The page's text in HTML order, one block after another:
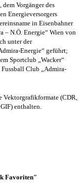
dem Vorgänger des
Energieversorgers
in Eisenbahner
– N.Ö. Energie“ Wien von
unter der
Energie“ geführt;
Sportclub „Wacker“
Club „Admira-
Vektorgrafikformate (CDR,
enthalten.
Favoriten"